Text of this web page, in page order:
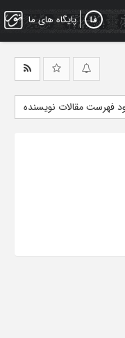
پایگاه های ما
فهرست مقالات نویسنده